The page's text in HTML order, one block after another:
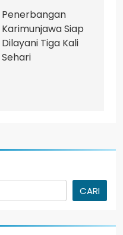
Penerbangan
Karimunjawa Siap
Dilayani Tiga Kali
Sehari
CARI